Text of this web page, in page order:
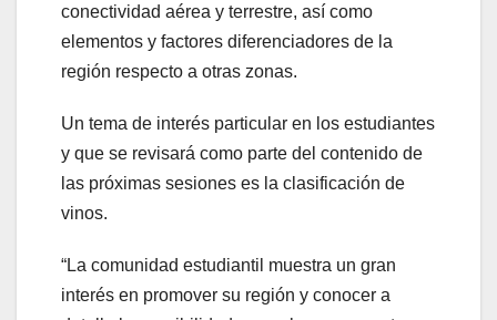
conectividad aérea y terrestre, así como
elementos y factores diferenciadores de la
región respecto a otras zonas.
Un tema de interés particular en los estudiantes
y que se revisará como parte del contenido de
las próximas sesiones es la clasificación de
vinos.
“La comunidad estudiantil muestra un gran
interés en promover su región y conocer a